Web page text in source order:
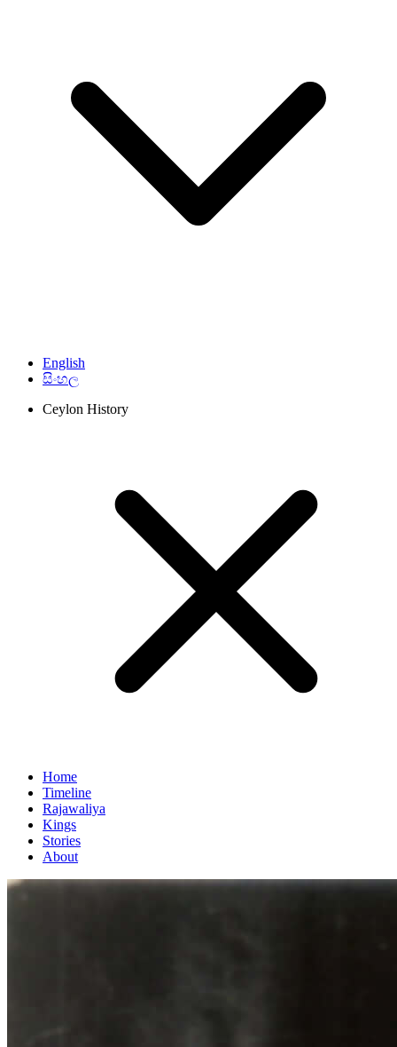
English
සිංහල
Ceylon History
Home
Timeline
Rajawaliya
Kings
Stories
About